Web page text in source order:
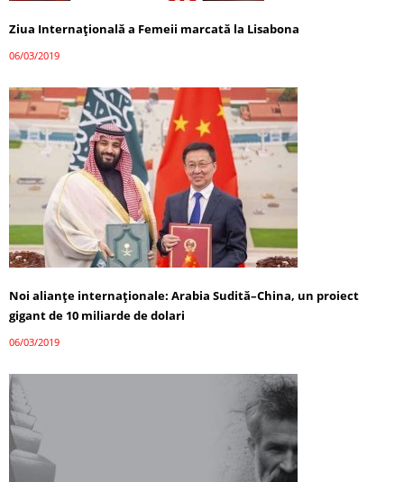
Ziua Internațională a Femeii marcată la Lisabona
06/03/2019
Noi alianţe internaţionale: Arabia Sudită–China, un proiect
gigant de 10 miliarde de dolari
06/03/2019